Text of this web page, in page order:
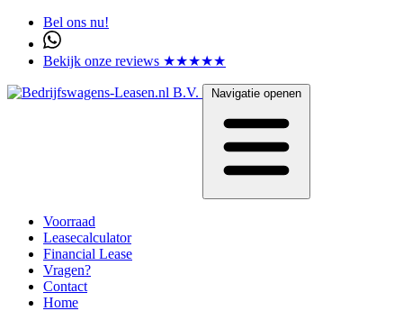
Bel ons nu!
Bekijk onze reviews ★★★★★
Navigatie openen
Voorraad
Leasecalculator
Financial Lease
Vragen?
Contact
Home